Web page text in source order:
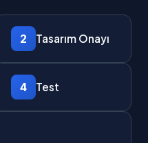
2 Tasarım Onayı
4 Test